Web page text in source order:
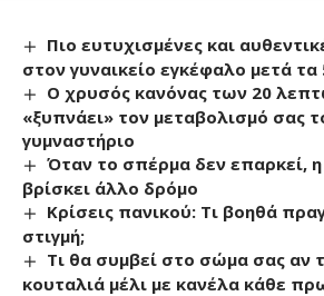
Πιο ευτυχισμένες και
στον γυναικείο εγκέφαλο μετά τα
Ο χρυσός κανόνας των 20
«ξυπνάει» τον μεταβολισμό σας
γυμναστήριο
Όταν το σπέρμα δεν επαρκεί,
βρίσκει άλλο δρόμο
Κρίσεις πανικού: Tι βοηθά
στιγμή;
Τι θα συμβεί στο σώμα σας αν
κουταλιά μέλι με κανέλα κάθε